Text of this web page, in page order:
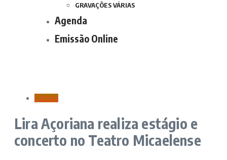
GRAVAÇÕES VÁRIAS
Agenda
Emissão Online
Cultura
Lira Açoriana realiza estágio e
concerto no Teatro Micaelense